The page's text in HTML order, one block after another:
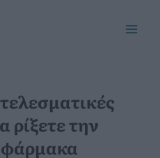
ρίξετε την
φάρμακα